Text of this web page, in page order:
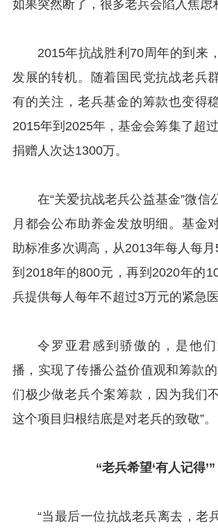
如果突然断了，很多老兵会陷入焦虑
2015年抗战胜利70周年的到来
发展的转机。随着国民党抗战老兵
有的关注，老兵基金的筹款也变得
2015年到2025年，基金会筹集了超
捐赠人次达1300万。
在“关爱抗战老兵公益基金”微信
月都会公布助养金发放明细。基金
助标准多次调高，从2013年每人每月
到2018年的800元，再到2020年的
兵提供每人每年不超过3万元的紧急医
令罗亚君感到骄傲的，是他
播，实现了传播公益价值观和筹款
们极少做老兵个案筹款，因为我们
这个项目归根结底是对老兵的致敬”。
“老兵希望‘有人记得’”
“当最后一位抗战老兵离去，老